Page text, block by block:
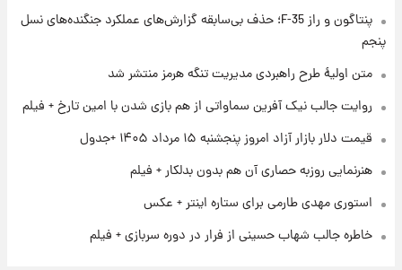
آغاز طرح جدید فروش مشارکت در تولید سایپا؛
سود مشارکت چند درصد است؟
پنتاگون و راز F-35؛ حذف بی‌سابقه گزارش‌های عملکرد جنگنده‌های نسل
پنجم
متن اولیۀ طرح راهبردی مدیریت تنگه هرمز منتشر شد
روایت جالب نیک آفرین سماواتی از هم بازی شدن با امین تارخ + فیلم
قیمت دلار بازار آزاد امروز پنجشنبه ۱۵ مرداد ۱۴۰۵ +جدول
هنرنمایی روزبه حصاری آن هم بدون بدلکار + فیلم
استوری مهدی طارمی برای ستاره اینتر + عکس
خاطره جالب شهاب حسینی از فرار در دوره سربازی + فیلم